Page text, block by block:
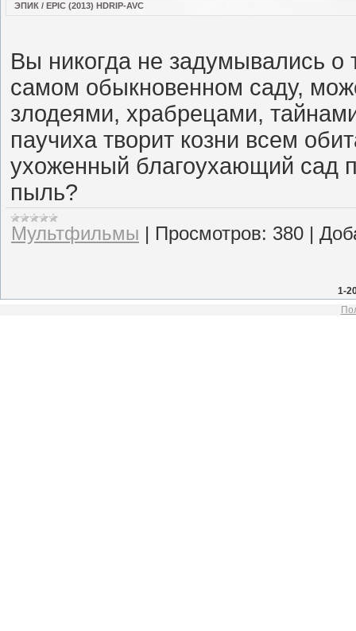
ЭПИК / EPIC (2013) HDRIP-AVC
Вы никогда не задумывались о
самом обыкновенном саду,
злодеями, храбрецами,
паучиха творит козни всем
ухоженный благоухающий сад
пыль?
Мультфильмы | Просмотров: 380 |
1-